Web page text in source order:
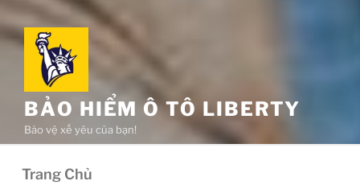
BẢO HIỂM Ô TÔ LIBERTY
Bảo vệ xế yêu của bạn!
Trang Chủ